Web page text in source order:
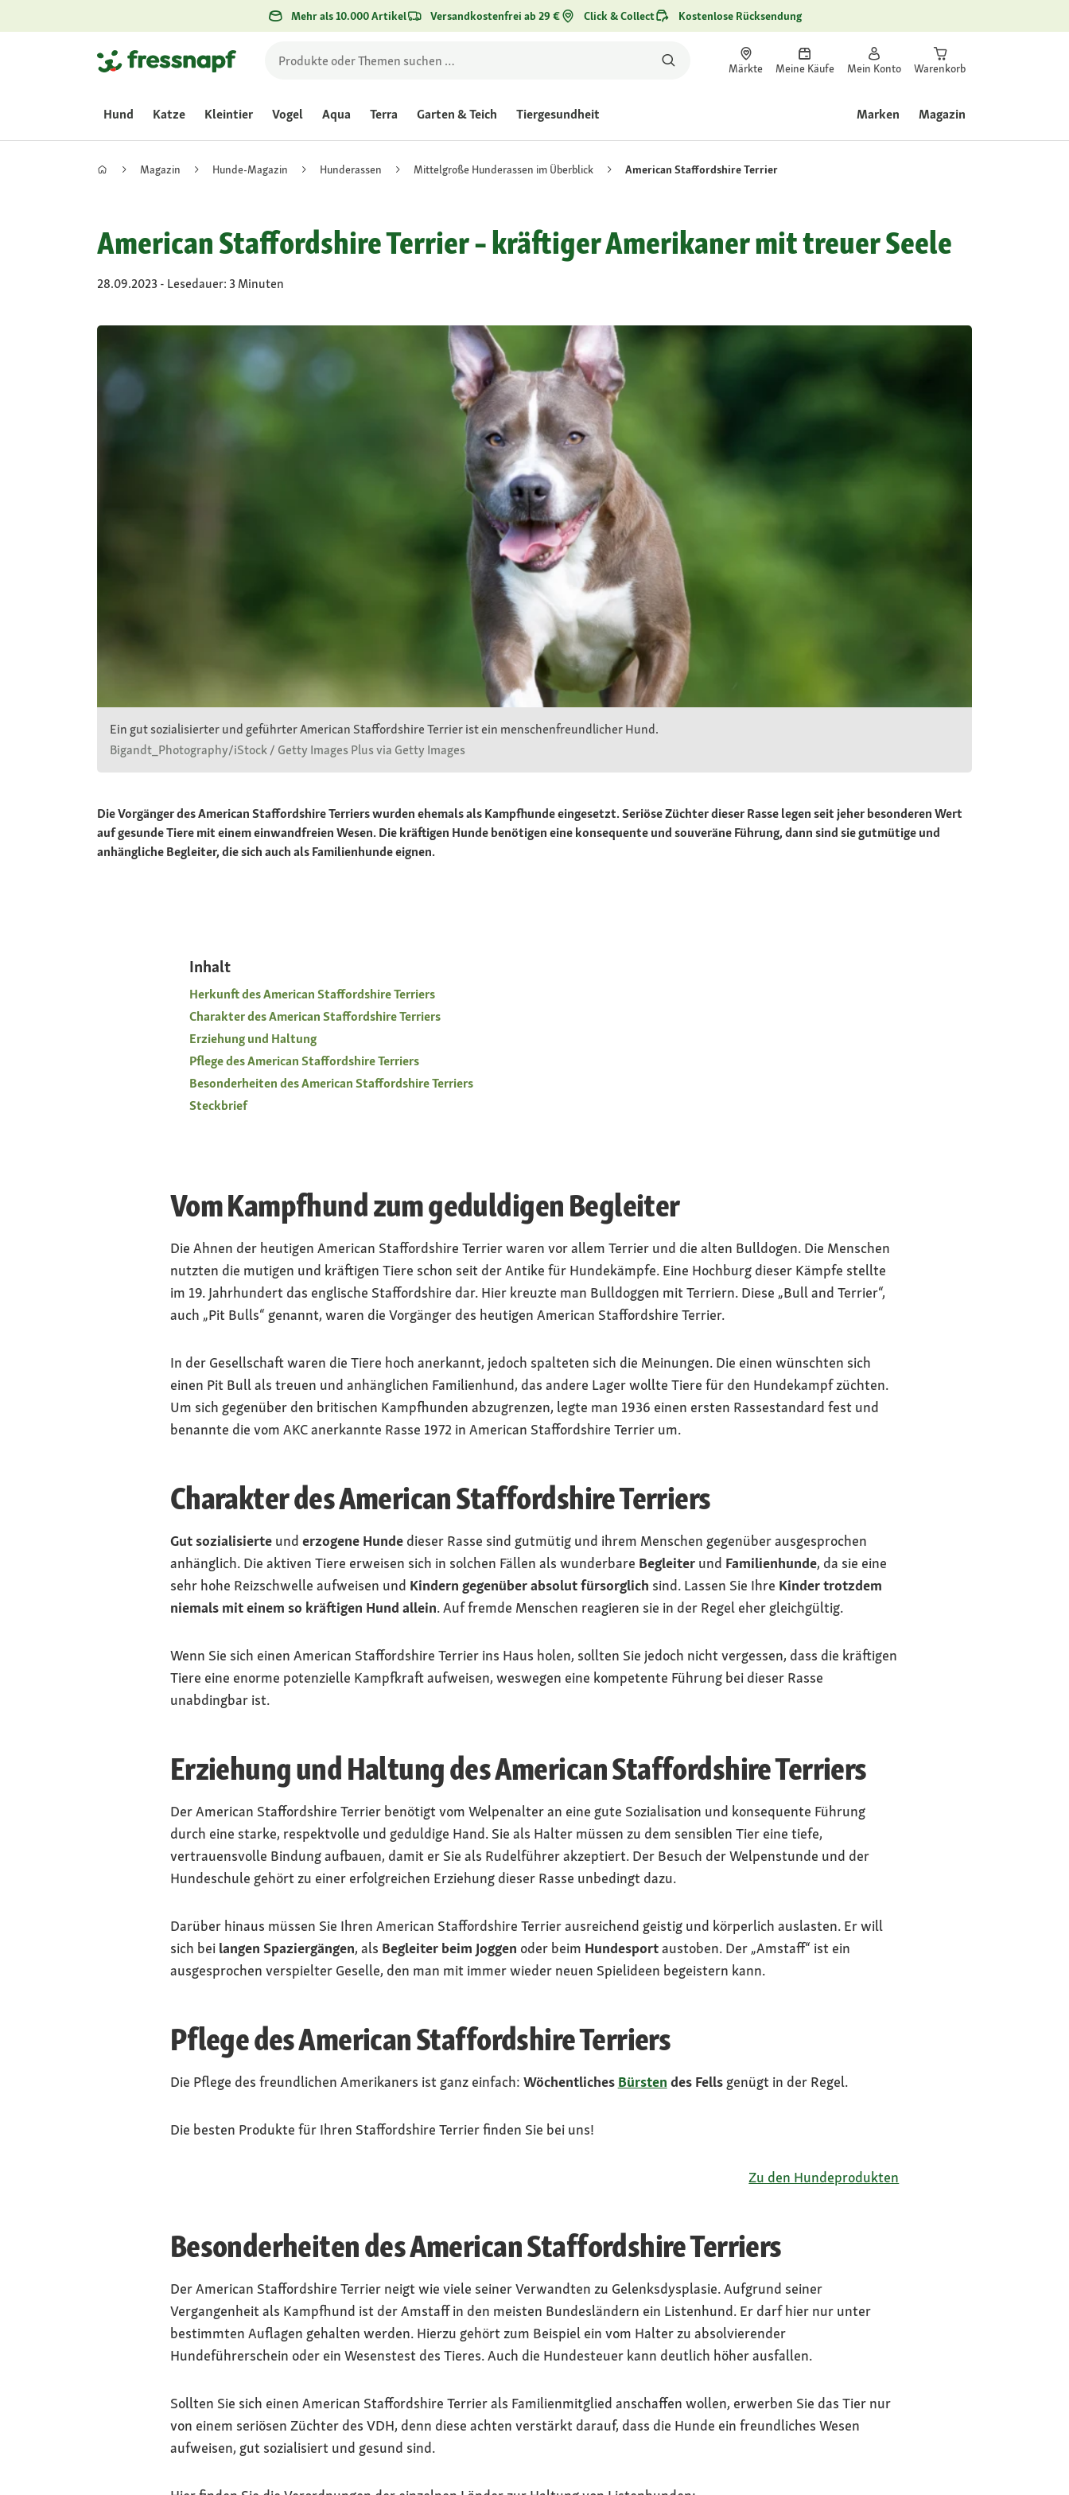
Mehr als 10.000 Artikel Versandkostenfrei ab 29 € Click & Collect Kostenlose Rücksendung
Märkte Meine Käufe Mein Konto Warenkorb
Hund Katze Kleintier Vogel Aqua Terra Garten & Teich Tiergesundheit Marken Magazin
Magazin Hunde-Magazin Hunderassen Mittelgroße Hunderassen im Überblick American Staffordshire Terrier
American Staffordshire Terrier – kräftiger Amerikaner mit treuer Seele
28.09.2023 - Lesedauer: 3 Minuten
Ein gut sozialisierter und geführter American Staffordshire Terrier ist ein menschenfreundlicher Hund.
Bigandt_Photography/iStock / Getty Images Plus via Getty Images
Die Vorgänger des American Staffordshire Terriers wurden ehemals als Kampfhunde eingesetzt. Seriöse Züchter dieser Rasse legen seit jeher besonderen Wert
auf gesunde Tiere mit einem einwandfreien Wesen. Die kräftigen Hunde benötigen eine konsequente und souveräne Führung, dann sind sie gutmütige und
anhängliche Begleiter, die sich auch als Familienhunde eignen.
Inhalt
Herkunft des American Staffordshire Terriers
Charakter des American Staffordshire Terriers
Erziehung und Haltung
Pflege des American Staffordshire Terriers
Besonderheiten des American Staffordshire Terriers
Steckbrief
Vom Kampfhund zum geduldigen Begleiter
Die Ahnen der heutigen American Staffordshire Terrier waren vor allem Terrier und die alten Bulldogen. Die Menschen
nutzten die mutigen und kräftigen Tiere schon seit der Antike für Hundekämpfe. Eine Hochburg dieser Kämpfe stellte
im 19. Jahrhundert das englische Staffordshire dar. Hier kreuzte man Bulldoggen mit Terriern. Diese „Bull and Terrier“,
auch „Pit Bulls“ genannt, waren die Vorgänger des heutigen American Staffordshire Terrier.
In der Gesellschaft waren die Tiere hoch anerkannt, jedoch spalteten sich die Meinungen. Die einen wünschten sich
einen Pit Bull als treuen und anhänglichen Familienhund, das andere Lager wollte Tiere für den Hundekampf züchten.
Um sich gegenüber den britischen Kampfhunden abzugrenzen, legte man 1936 einen ersten Rassestandard fest und
benannte die vom AKC anerkannte Rasse 1972 in American Staffordshire Terrier um.
Charakter des American Staffordshire Terriers
Gut sozialisierteund erzogene Hundedieser Rasse sind gutmütig und ihrem Menschen gegenüber ausgesprochen
anhänglich. Die aktiven Tiere erweisen sich in solchen Fällen als wunderbare Begleiterund Familienhunde, da sie eine
sehr hohe Reizschwelle aufweisen und Kindern gegenüber absolut fürsorglich sind. Lassen Sie Ihre Kindertrotzdem
niemals mit einem so kräftigen Hund allein. Auf fremde Menschen reagieren sie in der Regel eher gleichgültig.
Wenn Sie sich einen American Staffordshire Terrier ins Haus holen, sollten Sie jedoch nicht vergessen, dass die kräftigen
Tiere eine enorme potenzielle Kampfkraft aufweisen, weswegen eine kompetente Führung bei dieser Rasse
unabdingbar ist.
Erziehung und Haltung des American Staffordshire Terriers
Der American Staffordshire Terrier benötigt vom Welpenalter an eine gute Sozialisation und konsequente Führung
durch eine starke, respektvolle und geduldige Hand. Sie als Halter müssen zu dem sensiblen Tier eine tiefe,
vertrauensvolle Bindung aufbauen, damit er Sie als Rudelführer akzeptiert. Der Besuch der Welpenstunde und der
Hundeschule gehört zu einer erfolgreichen Erziehung dieser Rasse unbedingt dazu.
Darüber hinaus müssen Sie Ihren American Staffordshire Terrier ausreichend geistig und körperlich auslasten. Er will
sich bei langen Spaziergängen, als Begleiter beim Joggen oder beim Hundesportaustoben. Der „Amstaff“ ist ein
ausgesprochen verspielter Geselle, den man mit immer wieder neuen Spielideen begeistern kann.
Pflege des American Staffordshire Terriers
Die Pflege des freundlichen Amerikaners ist ganz einfach: Wöchentliches Bürsten des Fellsgenügt in der Regel.
Die besten Produkte für Ihren Staffordshire Terrier finden Sie bei uns!
Zu den Hundeprodukten
Besonderheiten des American Staffordshire Terriers
Der American Staffordshire Terrier neigt wie viele seiner Verwandten zu Gelenksdysplasie. Aufgrund seiner
Vergangenheit als Kampfhund ist der Amstaff in den meisten Bundesländern ein Listenhund. Er darf hier nur unter
bestimmten Auflagen gehalten werden. Hierzu gehört zum Beispiel ein vom Halter zu absolvierender
Hundeführerschein oder ein Wesenstest des Tieres. Auch die Hundesteuer kann deutlich höher ausfallen.
Sollten Sie sich einen American Staffordshire Terrier als Familienmitglied anschaffen wollen, erwerben Sie das Tier nur
von einem seriösen Züchter des VDH, denn diese achten verstärkt darauf, dass die Hunde ein freundliches Wesen
aufweisen, gut sozialisiert und gesund sind.